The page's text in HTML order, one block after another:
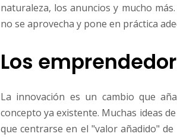
naturaleza, los anuncios y mucho
no se aprovecha y pone en práctica
Los
La innovación es un cambio que
concepto ya existente. Muchas ideas
que centrarse en el "valor añadido"